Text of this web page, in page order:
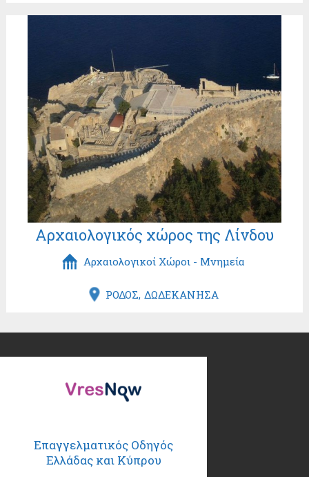
Αρχαιολογικός χώρος της Λίνδου
Αρχαιολογικοί Χώροι - Μνημεία
ΡΟΔΟΣ ΔΩΔΕΚΑΝΗΣΑ
Επαγγελματικός Οδηγός
Ελλάδας και Κύπρου